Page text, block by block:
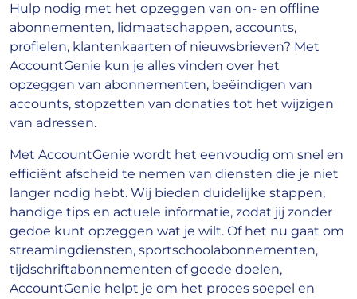
Hulp nodig met het opzeggen van on- en offline
abonnementen, lidmaatschappen, accounts,
profielen, klantenkaarten of nieuwsbrieven? Met
AccountGenie kun je alles vinden over het
opzeggen van abonnementen, beëindigen van
accounts, stopzetten van donaties tot het wijzigen
van adressen.
Met AccountGenie wordt het eenvoudig om snel en
efficiënt afscheid te nemen van diensten die je niet
langer nodig hebt. Wij bieden duidelijke stappen,
handige tips en actuele informatie, zodat jij zonder
gedoe kunt opzeggen wat je wilt. Of het nu gaat om
streamingdiensten, sportschoolabonnementen,
tijdschriftabonnementen of goede doelen,
AccountGenie helpt je om het proces soepel en